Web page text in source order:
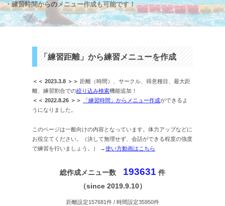
・練習時間からのメニュー作成も可能です！
「練習距離」から練習メニューを作成
＜＜ 2023.3.8 ＞＞ 距離（時間）、サークル、得意種目、最大距
離、練習割合での絞り込み検索機能追加！
＜＜ 2022.8.26 ＞＞
「練習時間」からメニュー作成ができるよ
うになりました。
このページは一般向けの内容となっています。体力アップなどに
お役立てください。（決して無理せず、会話ができる程度の強度
で練習を行いましょう。） →使い方動画はこちら
総作成メニュー数 193631 件
（since 2019.9.10）
距離設定157681件 / 時間設定35950件